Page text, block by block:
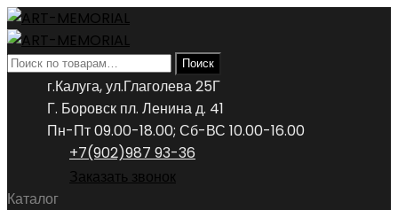
Искать: Поиск
г.Калуга, ул.Глаголева 25Г
Г. Боровск пл. Ленина д. 41
Пн-Пт 09.00-18.00; Сб-ВС 10.00-16.00
+7(902)987 93-36
Заказать звонок
Каталог